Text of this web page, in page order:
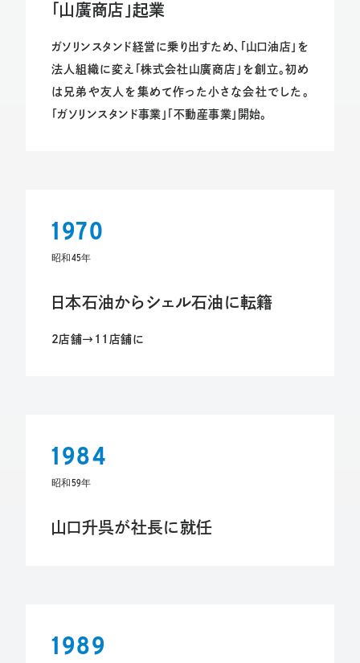
「山廣商店」起業
ガソリンスタンド経営に乗り出すため、「山口油店」を
法人組織に変え「株式会社山廣商店」を創立。初め
は兄弟や友人を集めて作った小さな会社でした。
「ガソリンスタンド事業」「不動産事業」開始。
1970
昭和45年
日本石油からシェル石油に転籍
2店舗→11店舗に
1984
昭和59年
山口升呉が社長に就任
1989